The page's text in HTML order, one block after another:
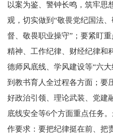
以案为鉴、警钟长鸣，筑牢思
观，切实做到“敬畏党纪国法
督、敬畏职业操守”；要紧盯
精神、工作纪律、财经纪律和
德师风底线、学风建设等“六
到教书育人全过程各方面；要
好政治引领、理论武装、党建
底线安全等6个方面重点任务
作要求：要把纪律挺在前、把